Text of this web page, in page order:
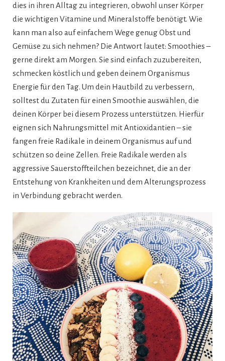
dies in ihren Alltag zu integrieren, obwohl unser Körper
die wichtigen Vitamine und Mineralstoffe benötigt. Wie
kann man also auf einfachem Wege genug Obst und
Gemüse zu sich nehmen? Die Antwort lautet: Smoothies –
gerne direkt am Morgen. Sie sind einfach zuzubereiten,
schmecken köstlich und geben deinem Organismus
Energie für den Tag. Um dein Hautbild zu verbessern,
solltest du Zutaten für einen Smoothie auswählen, die
deinen Körper bei diesem Prozess unterstützen. Hierfür
eignen sich Nahrungsmittel mit Antioxidantien – sie
fangen freie Radikale in deinem Organismus auf und
schützen so deine Zellen. Freie Radikale werden als
aggressive Sauerstoffteilchen bezeichnet, die an der
Entstehung von Krankheiten und dem Alterungsprozess
in Verbindung gebracht werden.